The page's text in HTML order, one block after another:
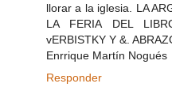
llorar a la iglesia. LA
LA FERIA DEL
vERBISTKY Y &.
Enrrique Martín Nogués
Responder